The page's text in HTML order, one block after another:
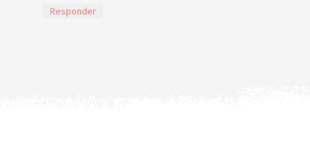
Responder